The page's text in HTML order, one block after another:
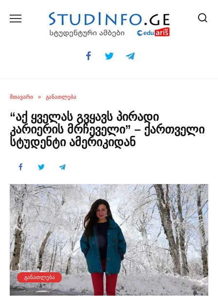
ᲛᲗᲐᲕᲐᲠᲘ » ᲒᲐᲜᲐᲗᲚᲔᲑᲐ
“აქ ყველას გვყავს პირადი
კარიერის მრჩეველი” – ქართველი
სტუდენტი ამერიკიდან
ᲒᲐᲜᲐᲗᲚᲔᲑᲐ